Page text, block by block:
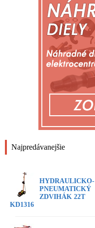
Najpredávanejšie
HYDRAULICKO-
PNEUMATICKÝ
ZDVIHÁK 22T
KD1316